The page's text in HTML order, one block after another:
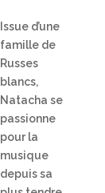
Issue d’une
famille de
Russes
blancs,
Natacha se
passionne
pour la
musique
depuis sa